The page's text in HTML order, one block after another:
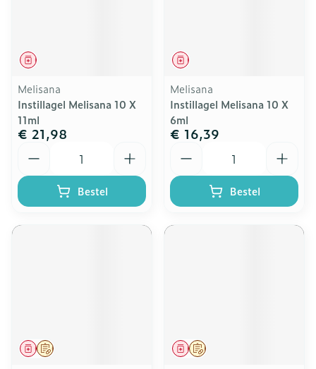
Geneesmiddel
Melisana
Instillagel Melisana 10 X
11ml
€ 21,98
Bestel
Geneesmiddel
Melisana
Instillagel Melisana 10 X
6ml
€ 16,39
Bestel
Op voorschrift
Geneesmiddel Op voorschrift
Geneesmiddel